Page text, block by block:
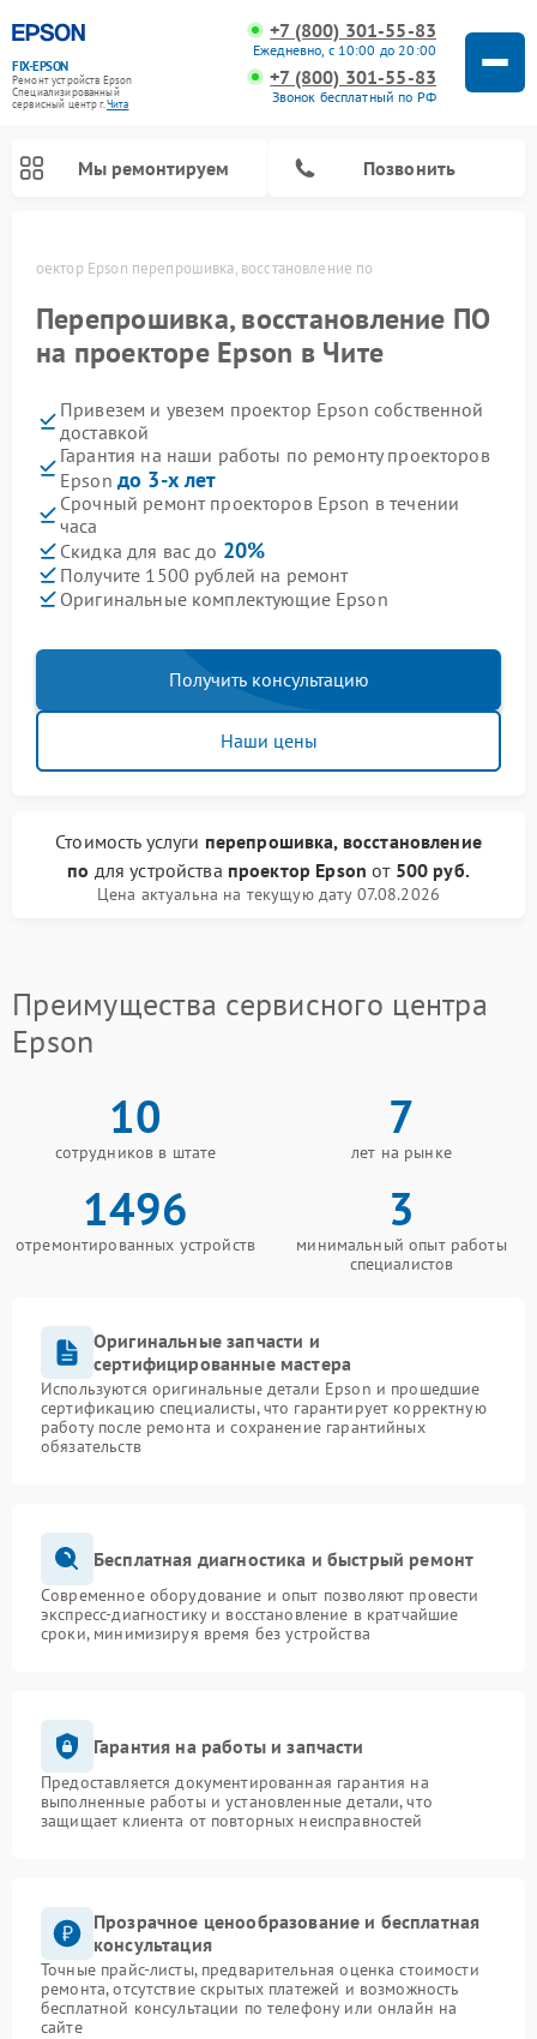
FIX-EPSON
Ремонт устройств Epson
Специализированный
cервисный центр г.Чита
+7 (800) 301-55-83
Ежедневно, с 10:00 до 20:00
+7 (800) 301-55-83
Звонок бесплатный по РФ
Мы ремонтируем Позвонить
Проектор Epson перепрошивка, восстановление по
Перепрошивка, восстановление ПО
на проекторе Epson в Чите
Привезем и увезем проектор Epson собственной
доставкой
Гарантия на наши работы по ремонту проекторов
Epson до 3-х лет
Срочный ремонт проекторов Epson в течении
часа
Скидка для вас до 20%
Получите 1500 рублей на ремонт
Оригинальные комплектующие Epson
Получить консультацию
Наши цены
Стоимость услуги перепрошивка, восстановление
по для устройства проектор Epson от 500 руб.
Цена актуальна на текущую дату 07.08.2026
Преимущества сервисного центра
Epson
10
сотрудников в штате
7
лет на рынке
1496
отремонтированных устройств
3
минимальный опыт работы
специалистов
Оригинальные запчасти и
сертифицированные мастера
Используются оригинальные детали Epson и прошедшие
сертификацию специалисты, что гарантирует корректную
работу после ремонта и сохранение гарантийных
обязательств
Бесплатная диагностика и быстрый ремонт
Современное оборудование и опыт позволяют провести
экспресс-диагностику и восстановление в кратчайшие
сроки, минимизируя время без устройства
Гарантия на работы и запчасти
Предоставляется документированная гарантия на
выполненные работы и установленные детали, что
защищает клиента от повторных неисправностей
Прозрачное ценообразование и бесплатная
консультация
Точные прайс-листы, предварительная оценка стоимости
ремонта, отсутствие скрытых платежей и возможность
бесплатной консультации по телефону или онлайн на
сайте